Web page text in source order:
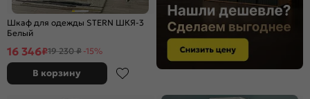
Шкаф для одежды STERN ШКЯ-3
Белый
16 346₽19 230 ₽ -15%
В корзину